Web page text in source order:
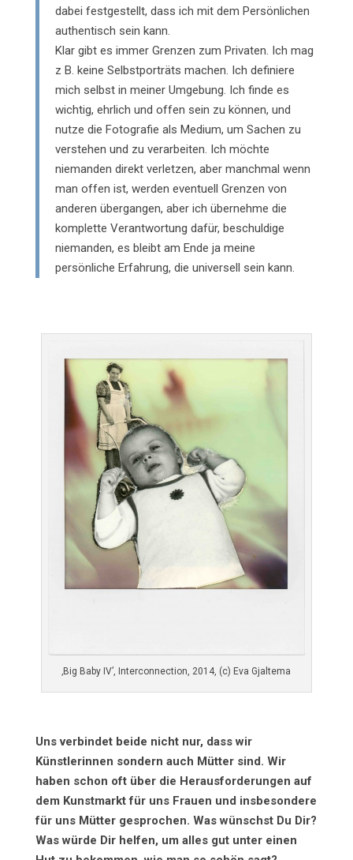
dabei festgestellt, dass ich mit dem Persönlichen
authentisch sein kann.
Klar gibt es immer Grenzen zum Privaten. Ich mag
z B. keine Selbstporträts machen. Ich definiere
mich selbst in meiner Umgebung. Ich finde es
wichtig, ehrlich und offen sein zu können, und
nutze die Fotografie als Medium, um Sachen zu
verstehen und zu verarbeiten. Ich möchte
niemanden direkt verletzen, aber manchmal wenn
man offen ist, werden eventuell Grenzen von
anderen übergangen, aber ich übernehme die
komplette Verantwortung dafür, beschuldige
niemanden, es bleibt am Ende ja meine
persönliche Erfahrung, die universell sein kann.
‚Big Baby IV’, Interconnection, 2014, (c) Eva Gjaltema
Uns verbindet beide nicht nur, dass wir
Künstlerinnen sondern auch Mütter sind. Wir
haben schon oft über die Herausforderungen auf
dem Kunstmarkt für uns Frauen und insbesondere
für uns Mütter gesprochen. Was wünschst Du Dir?
Was würde Dir helfen, um alles gut unter einen